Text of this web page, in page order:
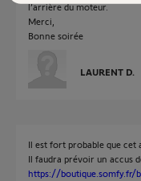
l’arrière du moteur.
Merci,
Bonne soirée
LAURENT D.
Il est fort probable que cet
Il faudra prévoir un accus
https://boutique.somfy.fr/